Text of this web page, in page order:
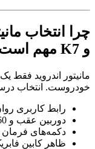
و K7 مهم است؟
مانیتور اندروید
خودروست. انتخاب
رابط کاربری
دوربین عقب و 360 بدون تأخیر کار کند
دکمه‌های
ظاهر کابین